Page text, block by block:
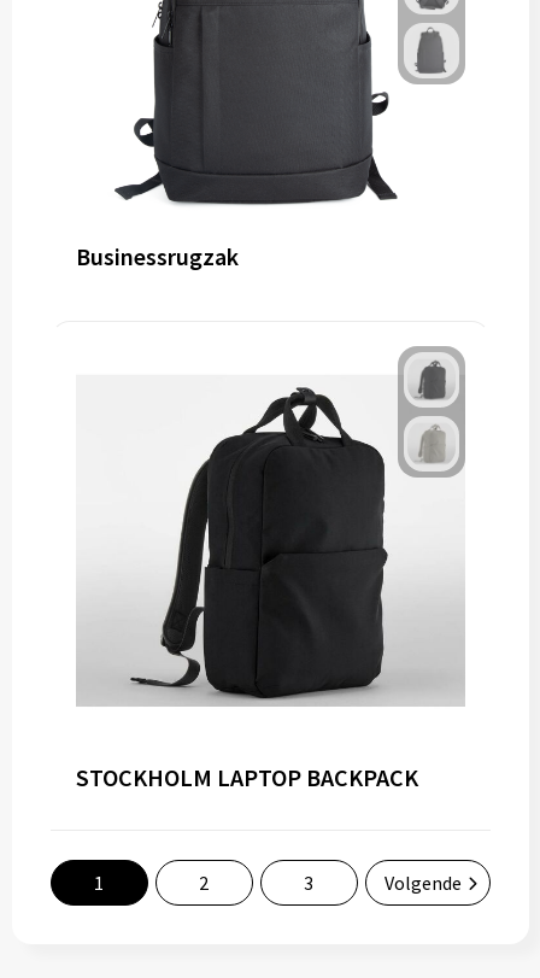
Businessrugzak
STOCKHOLM LAPTOP BACKPACK
1 2 3 Volgende